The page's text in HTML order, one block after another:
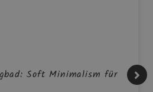
Soft Minimalism für